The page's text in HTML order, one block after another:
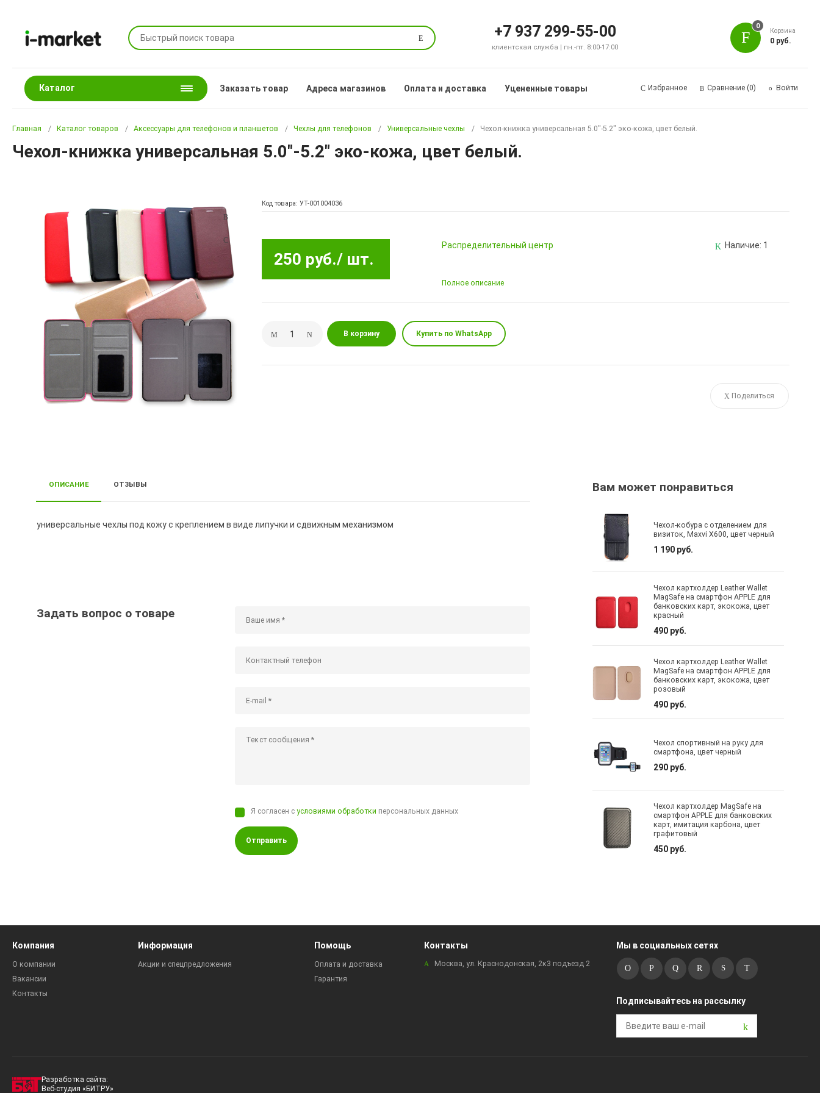
Поиск +7 937 299-55-00
клиентская служба | пн.-пт. 8:00-17:00
0
Корзина
0 руб.
Каталог Заказать товар Адреса магазинов Оплата и доставка Уцененные товары Избранное Сравнение (0) Войти
Главная Каталог товаров Аксессуары для телефонов и планшетов Чехлы для телефонов Универсальные чехлы Чехол-книжка универсальная 5.0"-5.2" эко-кожа, цвет белый.
Чехол-книжка универсальная 5.0"-5.2" эко-кожа, цвет белый.
Код товара: УТ-001004036
250 руб./ шт.
Pаспределительный центр Наличие: 1
Полное описание
В корзину Купить по WhatsApp
Поделиться
ОПИСАНИЕ ОТЗЫВЫ
универсальные чехлы под кожу с креплением в виде липучки и сдвижным механизмом
Задать вопрос о товаре
Я согласен сусловиями обработки персональных данных
Отправить
Вам может понравиться
Чехол-кобура с отделением для
визиток, Maxvi X600, цвет черный
1 190 руб.
Чехол картхолдер Leather Wallet
MagSafe на смартфон APPLE для
банковских карт, экокожа, цвет
красный
490 руб.
Чехол картхолдер Leather Wallet
MagSafe на смартфон APPLE для
банковских карт, экокожа, цвет
розовый
490 руб.
Чехол спортивный на руку для
смартфона, цвет черный
290 руб.
Чехол картхолдер MagSafe на
смартфон APPLE для банковских
карт, имитация карбона, цвет
графитовый
450 руб.
Компания
О компании
Вакансии
Контакты
Информация
Акции и спецпредложения
Помощь
Оплата и доставка
Гарантия
Контакты
Москва, ул. Краснодонская, 2к3 подъезд 2
Мы в социальных сетях
Подписывайтесь на рассылку
Разработка сайта:
Веб-студия «БИТРУ»